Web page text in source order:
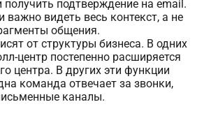
получить подтверждение на email.
видеть весь контекст, а не
общения.
от структуры бизнеса. В одних
центр постепенно расширяется
центра. В других эти функции
команда отвечает за звонки,
каналы.